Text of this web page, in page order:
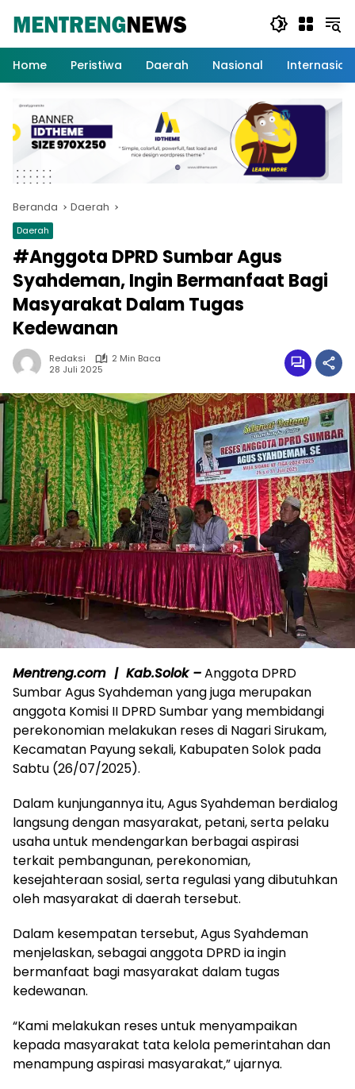
Home
Peristiwa Daerah Nasional
Beranda Daerah
Daerah
#Anggota DPRD Sumbar Agus
Syahdeman, Ingin Bermanfaat Bagi
Masyarakat Dalam Tugas
Kedewanan
Redaksi
2 Min Baca
28 Juli 2025
Mentreng.com | Kab.Solok –Anggota DPRD
Sumbar Agus Syahdeman yang juga merupakan
anggota Komisi II DPRD Sumbar yang membidangi
perekonomian melakukan reses di Nagari Sirukam,
Kecamatan Payung sekali, Kabupaten Solok pada
Sabtu (26/07/2025).
Dalam kunjungannya itu, Agus Syahdeman berdialog
langsung dengan masyarakat, petani, serta pelaku
usaha untuk mendengarkan berbagai aspirasi
terkait pembangunan, perekonomian,
kesejahteraan sosial, serta regulasi yang dibutuhkan
oleh masyarakat di daerah tersebut.
Dalam kesempatan tersebut, Agus Syahdeman
menjelaskan, sebagai anggota DPRD ia ingin
bermanfaat bagi masyarakat dalam tugas
kedewanan.
“Kami melakukan reses untuk menyampaikan
kepada masyarakat tata kelola pemerintahan dan
menampung aspirasi masyarakat,” ujarnya.